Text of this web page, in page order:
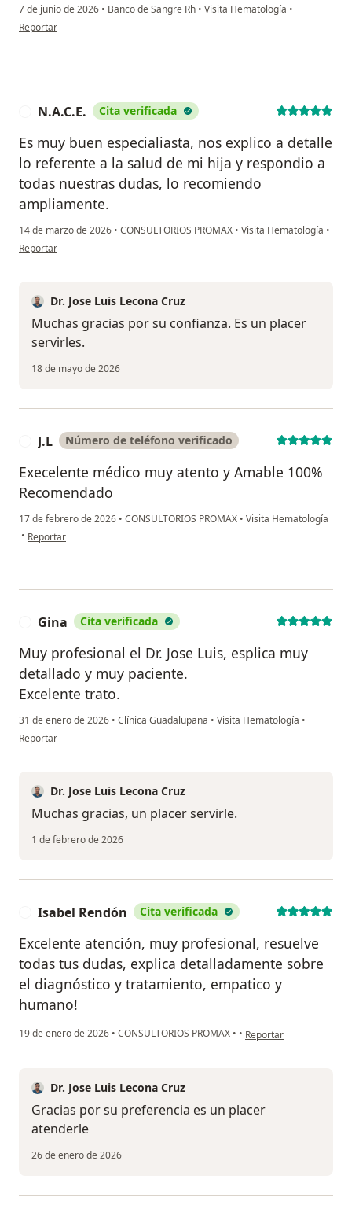
7 de junio de 2026 • Banco de Sangre Rh • Visita Hematología •
en opinión del usuario Esmeralda
Reportar
N.A.C.E. Cita verificada
Es muy buen especialiasta, nos explico a detalle
lo referente a la salud de mi hija y respondio a
todas nuestras dudas, lo recomiendo
ampliamente.
14 de marzo de 2026 • CONSULTORIOS PROMAX • Visita Hematología •
en opinión del usuario N.A.C.E.
Reportar
Dr. Jose Luis Lecona Cruz
Muchas gracias por su confianza. Es un placer
servirles.
18 de mayo de 2026
J.L Número de teléfono verificado
Execelente médico muy atento y Amable 100%
Recomendado
17 de febrero de 2026 • CONSULTORIOS PROMAX • Visita Hematología
• en opinión del usuario J.L
Reportar
Gina Cita verificada
Muy profesional el Dr. Jose Luis, esplica muy
detallado y muy paciente.
Excelente trato.
31 de enero de 2026 • Clínica Guadalupana • Visita Hematología •
en opinión del usuario Gina
Reportar
Dr. Jose Luis Lecona Cruz
Muchas gracias, un placer servirle.
1 de febrero de 2026
Isabel Rendón Cita verificada
Excelente atención, muy profesional, resuelve
todas tus dudas, explica detalladamente sobre
el diagnóstico y tratamiento, empatico y
humano!
19 de enero de 2026 • CONSULTORIOS PROMAX • • en opinión del usuario
Reportar
Dr. Jose Luis Lecona Cruz
Gracias por su preferencia es un placer
atenderle
26 de enero de 2026